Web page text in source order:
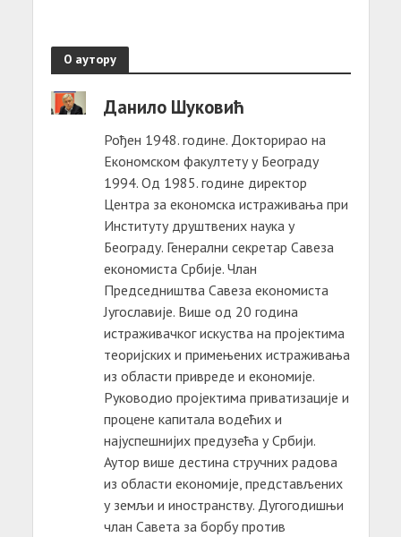
О аутору
Данило Шуковић
Рођен 1948. године. Докторирао на
Економском факултету у Београду
1994. Од 1985. године директор
Центра за економска истраживања при
Институту друштвених наука у
Београду. Генерални секретар Савеза
економиста Србије. Члан
Председништва Савеза економиста
Југославије. Више од 20 година
истраживачког искуства на пројектима
теоријских и примењених истраживања
из области привреде и економије.
Руководио пројектима приватизације и
процене капитала водећих и
најуспешнијих предузећа у Србији.
Аутор више дестина стручних радова
из области економије, представљених
у земљи и иностранству. Дугогодишњи
члан Савета за борбу против